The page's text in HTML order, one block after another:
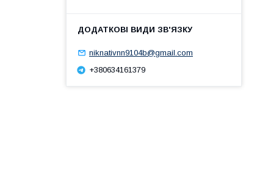
niknativnn9104b@gmail.com
+380634161379